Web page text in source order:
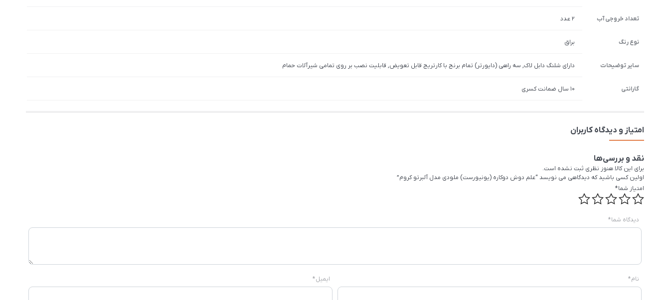
تعداد خروجی آب 2 عدد
نوع رنگ براق
سایر توضیحات دارای شلنگ دابل لاک, سه راهی (دایورتر) تمام برنج با کارتریج قابل تعویض, قابلیت نصب بر روی تمامی شیرآلات حمام
گارانتی 10 سال ضمانت کسری
امتیاز و دیدگاه کاربران
نقد و بررسی‌ها
برای این کالا هنوز نظری ثبت نشده است.
اولین کسی باشید که دیدگاهی می نویسد “علم دوش دوکاره (یونیورست) ملودی مدل آلبرتو کروم”
امتیاز شما*
دیدگاه شما*
نام* ایمیل*